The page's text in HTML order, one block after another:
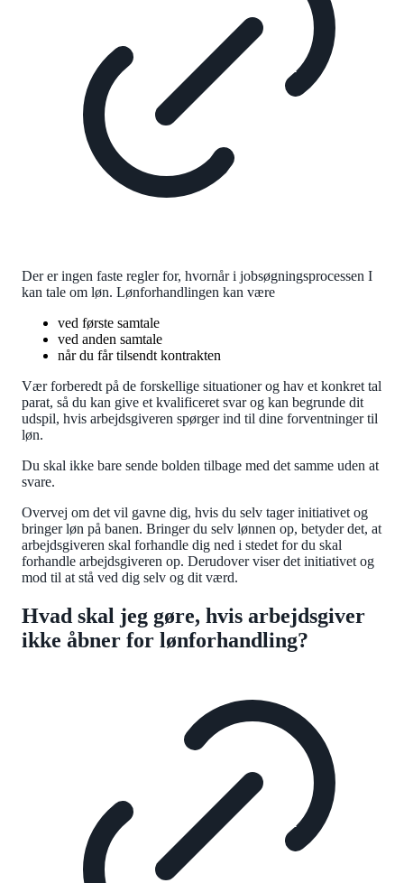
Der er ingen faste regler for, hvornår i jobsøgningsprocessen I
kan tale om løn. Lønforhandlingen kan være
ved første samtale
ved anden samtale
når du får tilsendt kontrakten
Vær forberedt på de forskellige situationer og hav et konkret tal
parat, så du kan give et kvalificeret svar og kan begrunde dit
udspil, hvis arbejdsgiveren spørger ind til dine forventninger til
løn.
Du skal ikke bare sende bolden tilbage med det samme uden at
svare.
Overvej om det vil gavne dig, hvis du selv tager initiativet og
bringer løn på banen. Bringer du selv lønnen op, betyder det, at
arbejdsgiveren skal forhandle dig ned i stedet for du skal
forhandle arbejdsgiveren op. Derudover viser det initiativet og
mod til at stå ved dig selv og dit værd.
Hvad skal jeg gøre, hvis arbejdsgiver
ikke åbner for lønforhandling?